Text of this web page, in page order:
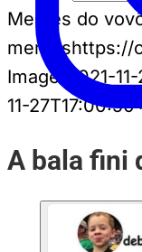
Memes do
memeshttps://
Image-2021-
11-
A bala fini